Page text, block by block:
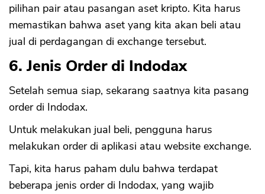
pilihan pair atau pasangan aset kripto. Kita harus
memastikan bahwa aset yang kita akan beli atau
jual di perdagangan di exchange tersebut.
6. Jenis Order di Indodax
Setelah semua siap, sekarang saatnya kita pasang
order di Indodax.
Untuk melakukan jual beli, pengguna harus
melakukan order di aplikasi atau website exchange.
Tapi, kita harus paham dulu bahwa terdapat
beberapa jenis order di Indodax, yang wajib